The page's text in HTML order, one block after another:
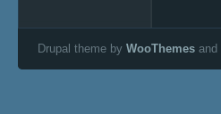
Drupal theme by WooThemes and